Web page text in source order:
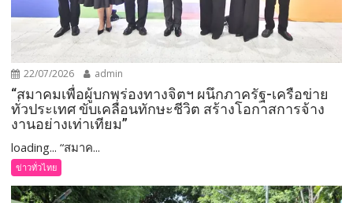
22/07/2026 admin
“สมาคมเพื่อผู้บกพร่องทางจิตฯ ผนึกภาครัฐ-เครือข่าย
ทั่วประเทศ ขับเคลื่อนทักษะชีวิต สร้างโอกาสการจ้าง
งานอย่างเท่าเทียม”
loading... “สมาค...
ข่าวทั่วไทย